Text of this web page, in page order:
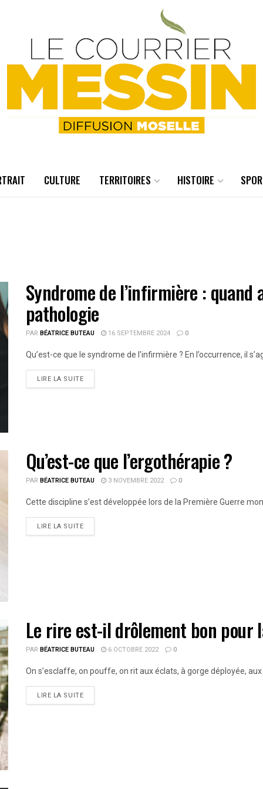
CULTURE TERRITOIRES HISTOIRE
Syndrome de l’infirmière :
pathologie
PAR BÉATRICE BUTEAU 16 SEPTEMBRE 2024 0
Qu’est-ce que le syndrome de l'infirmière ? En l’occurrence, il
LIRE LA SUITE
Qu’est-ce que l’ergothérapie ?
PAR BÉATRICE BUTEAU 3 NOVEMBRE 2022 0
Cette discipline s’est développée lors de la Première Guerre
LIRE LA SUITE
Le rire est-il drôlement bon pour
PAR BÉATRICE BUTEAU 6 OCTOBRE 2022 0
On s’esclaffe, on pouffe, on rit aux éclats, à gorge déployée,
LIRE LA SUITE